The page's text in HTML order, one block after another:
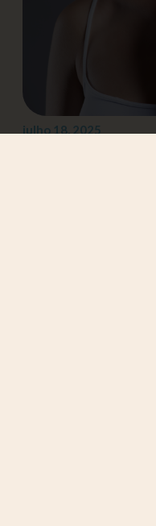
julho 18, 2025